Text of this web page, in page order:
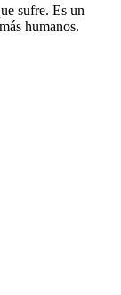
sufre. Es un
humanos.